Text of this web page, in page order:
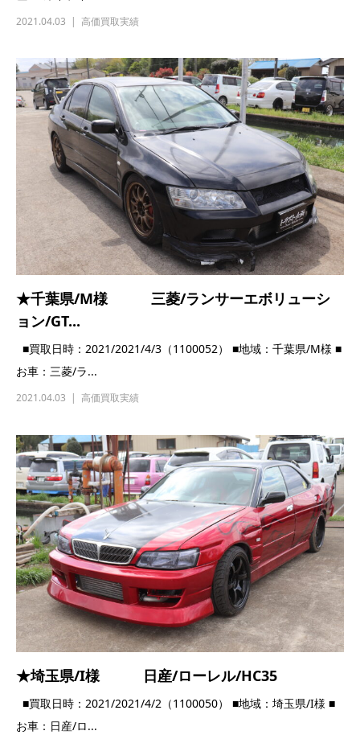
★福島県/W様 日産/スカイライン/GT-
R/BNR...
■買取日時：2021/2021/3/22（2100025） ■地域：福島県/W様
■お車：日産/...
2021.03.22 高価買取実績
★神奈川県/I様 日産/ローレル/GC35
■買取日時：2021/3/21（1100038） ■地域：神奈川県/I様 ■お
車：日産/ローレル...
2021.03.21 高価買取実績